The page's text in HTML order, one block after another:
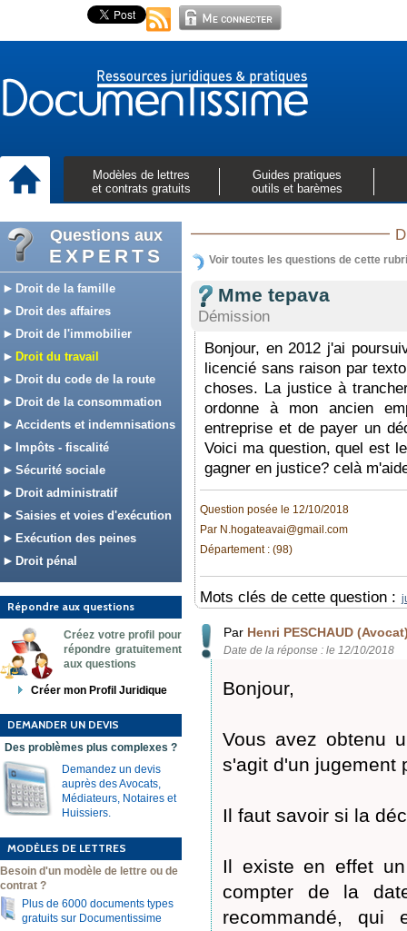
Modèles de lettres
et contrats gratuits
Guides pratiques
outils et barèmes
Questions aux
EXPERTS
Droit de la famille
Droit des affaires
Droit de l'immobilier
Droit du travail
Droit du code de la route
Droit de la consommation
Accidents et indemnisations
Impôts - fiscalité
Sécurité sociale
Droit administratif
Saisies et voies d'exécution
Exécution des peines
Droit pénal
Répondre aux questions
Créez votre profil pour
répondre gratuitement
aux questions
Créer mon Profil Juridique
DEMANDER UN DEVIS
Des problèmes plus complexes ?
Demandez un devis
auprès des Avocats,
Médiateurs, Notaires et
Huissiers.
MODÈLES DE LETTRES
Besoin d'un modèle de lettre ou de
contrat ?
Plus de 6000 documents types
gratuits sur Documentissime
Voir toutes les questions de cette
Mme tepava
Démission
Bonjour, en 2012 j'ai
licencié sans raison par
choses. La justice à
ordonne à mon ancien
entreprise et de payer un
Voici ma question, quel est
gagner en justice? celà
Question posée le 12/10/2018
Par N.hogateavai@gmail.com
Département : (98)
Mots clés de cette question :
Par Henri PESCHAUD
Date de la réponse : le 12/10/2018
Bonjour,
Vous avez obtenu
s'agit d'un jugement
Il faut savoir si la
Il existe en effet
compter de la
recommandé,